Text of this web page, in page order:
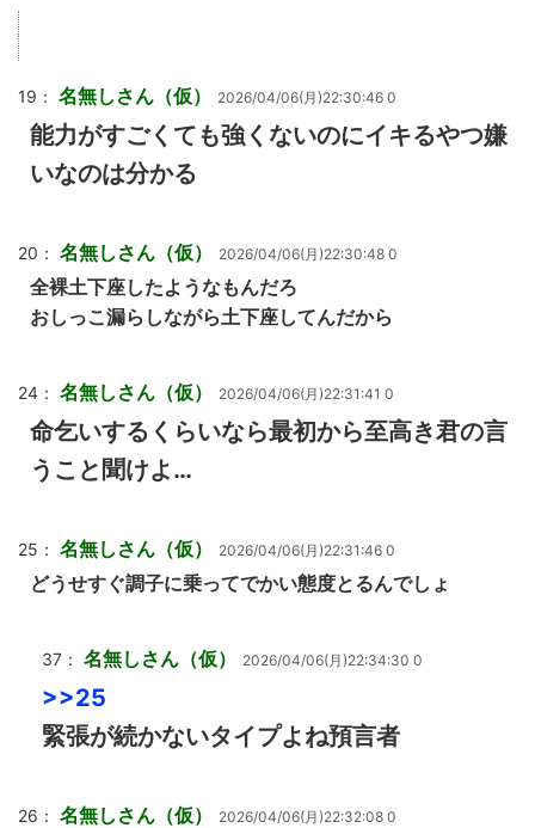
19： 名無しさん（仮） 2026/04/06(月)22:30:46 0
能力がすごくても強くないのにイキるやつ嫌
いなのは分かる
20： 名無しさん（仮） 2026/04/06(月)22:30:48 0
全裸土下座したようなもんだろ
おしっこ漏らしながら土下座してんだから
24： 名無しさん（仮） 2026/04/06(月)22:31:41 0
命乞いするくらいなら最初から至高き君の言
うこと聞けよ…
25： 名無しさん（仮） 2026/04/06(月)22:31:46 0
どうせすぐ調子に乗ってでかい態度とるんでしょ
37： 名無しさん（仮） 2026/04/06(月)22:34:30 0
>>25
緊張が続かないタイプよね預言者
26： 名無しさん（仮） 2026/04/06(月)22:32:08 0